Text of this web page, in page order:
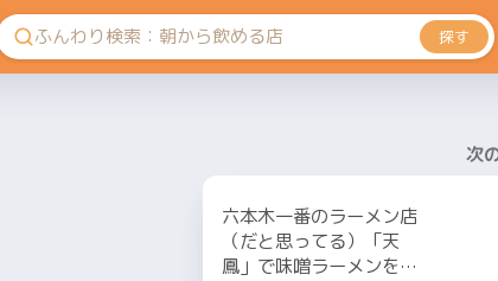
探す
次
六本木一番のラーメン店
（だと思ってる）「天
鳳」で味噌ラーメンを…